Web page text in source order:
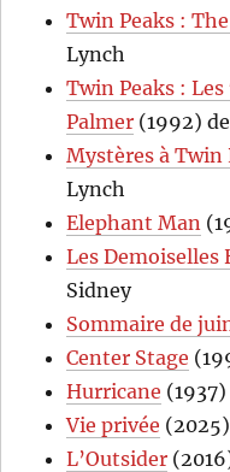
Twin Peaks :
Lynch
Twin Peaks :
Palmer (1992)
Mystères à Twin
Lynch
Elephant Man
Les Demoiselles
Sidney
Sommaire de
Center Stage
Hurricane
Vie privée
L’Outsider